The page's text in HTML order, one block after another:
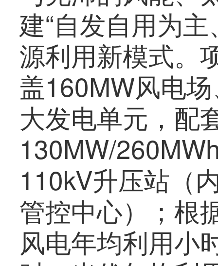
建“自发自用为
源利用新模式。
盖160MW风电
大发电单元，配
130MW/
110kV升压站（
管控中心）；根
风电年均利用小